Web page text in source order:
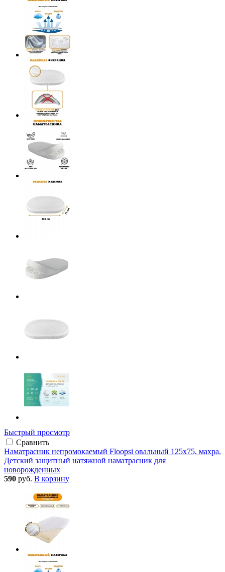
Быстрый просмотр
Сравнить
Наматрасник непромокаемый Floopsi овальный 125х75, махра.
Детский защитный натяжной наматрасник для
новорожденных
590 руб. В корзину